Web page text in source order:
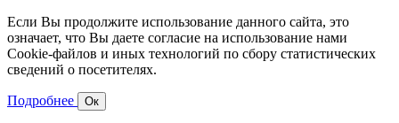
Если Вы продолжите использование данного сайта, это
означает, что Вы даете согласие на использование нами
Cookie-файлов и иных технологий по сбору статистических
сведений о посетителях.
Подробнее Ок